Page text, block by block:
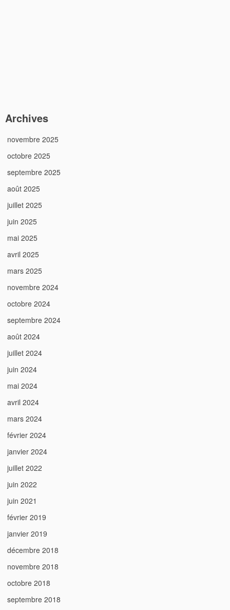
Archives
novembre 2025
octobre 2025
septembre 2025
août 2025
juillet 2025
juin 2025
mai 2025
avril 2025
mars 2025
novembre 2024
octobre 2024
septembre 2024
août 2024
juillet 2024
juin 2024
mai 2024
avril 2024
mars 2024
février 2024
janvier 2024
juillet 2022
juin 2022
juin 2021
février 2019
janvier 2019
décembre 2018
novembre 2018
octobre 2018
septembre 2018